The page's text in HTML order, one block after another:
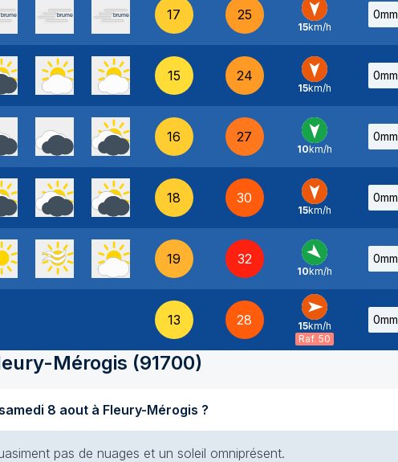
17 25
N -
15km/h
0mm
15 24
N -
15km/h
0mm
16 27
N -
10km/h
0mm
18 30
N -
15km/h
0mm
19 32
NO -
10km/h
0mm
13 28
O -
15km/h
Raf. 50
0mm
Mérogis (91700)
Quel temps fait-il aujourd'hui samedi 8 aout à Fleury-Mérogis ?
pas de nuages et un soleil omniprésent.